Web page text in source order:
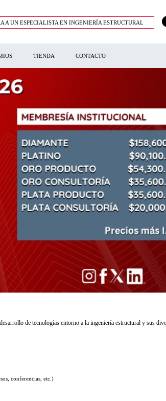
A UN ESPECIALISTA EN INGENIERÍA ESTRUCTURAL
TIENDA CONTACTO
de tecnologías entorno a la ingeniería estructural y sus
conferencias, etc.)